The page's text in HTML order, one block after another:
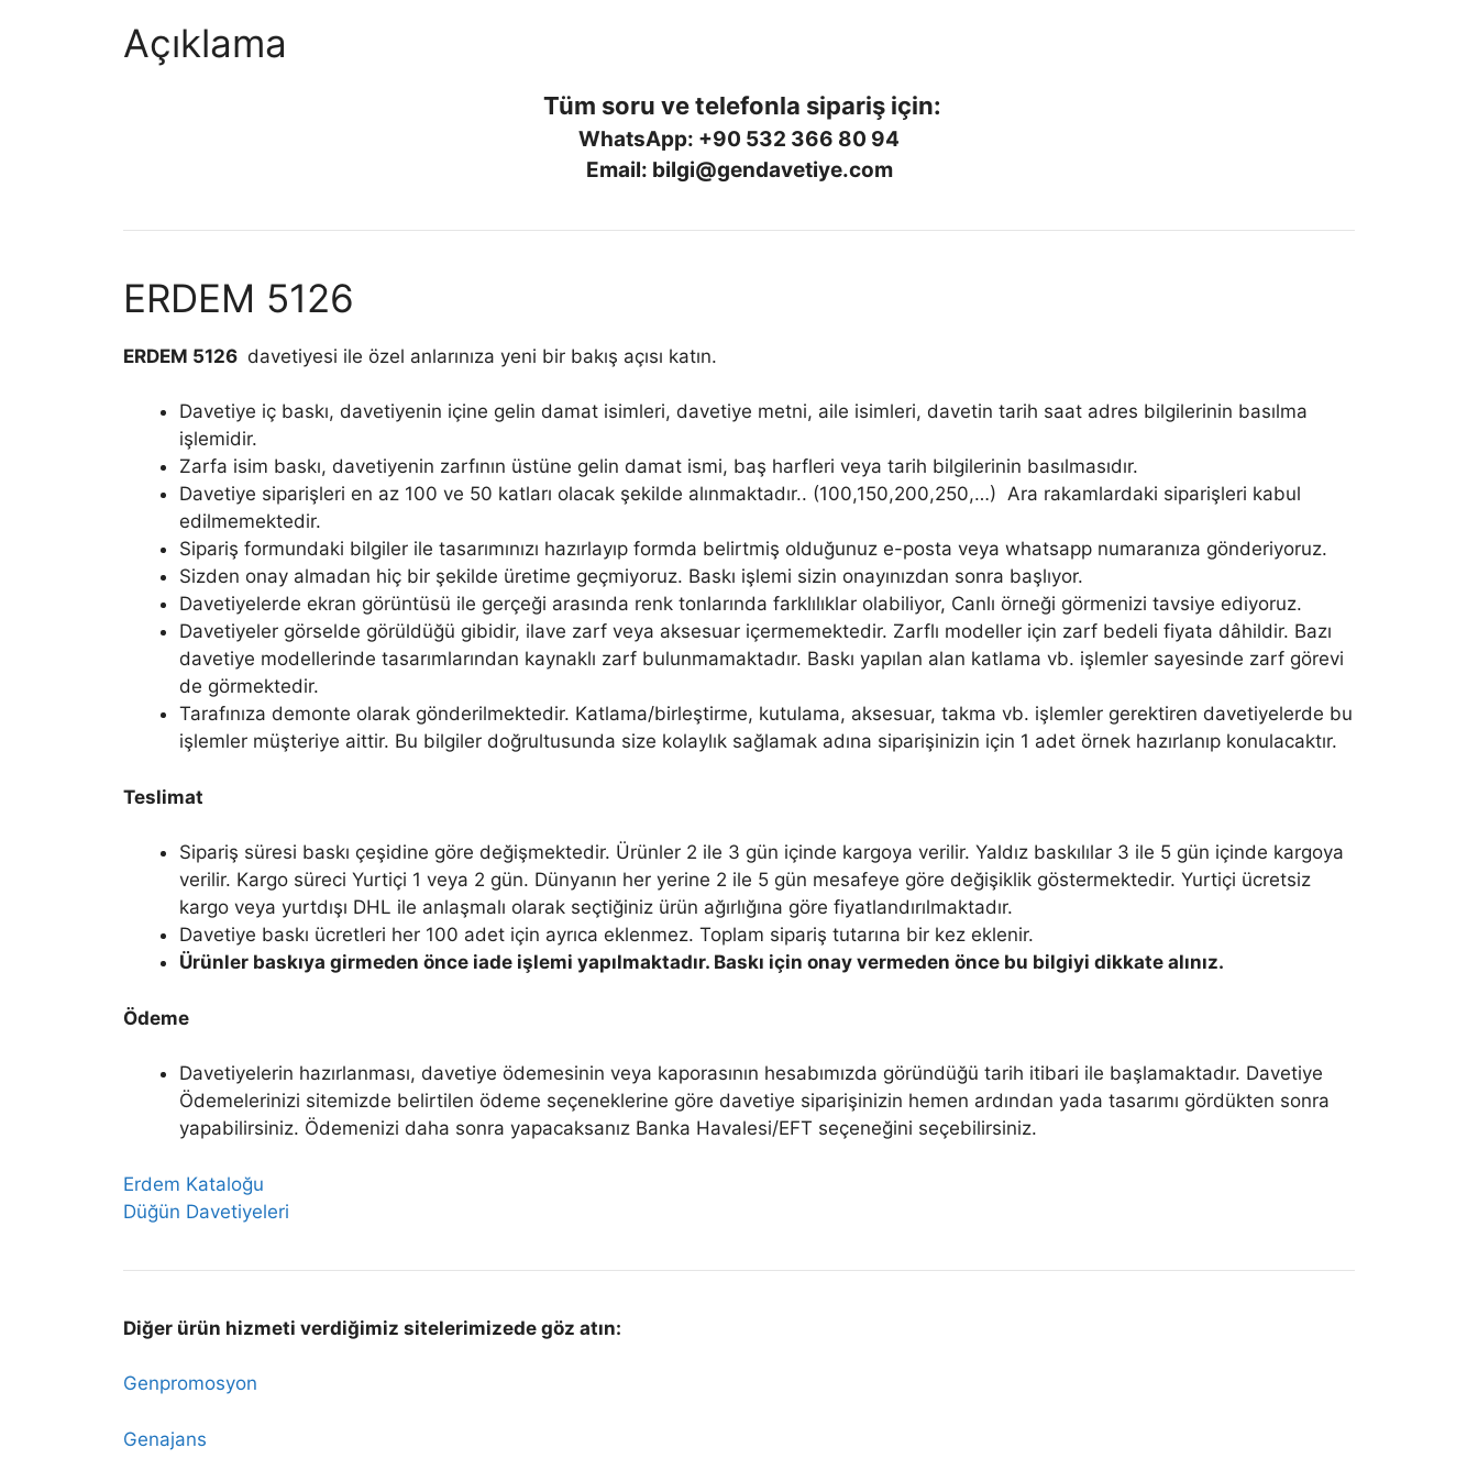
Açıklama
Tüm soru ve telefonla sipariş için:
WhatsApp: +90 532 366 80 94
Email: bilgi@gendavetiye.com
ERDEM 5126
ERDEM 5126 davetiyesi ile özel anlarınıza yeni bir bakış açısı katın.
Davetiye iç baskı, davetiyenin içine gelin damat isimleri, davetiye metni, aile isimleri, davetin tarih saat adres bilgilerinin basılma
işlemidir.
Zarfa isim baskı, davetiyenin zarfının üstüne gelin damat ismi, baş harfleri veya tarih bilgilerinin basılmasıdır.
Davetiye siparişleri en az 100 ve 50 katları olacak şekilde alınmaktadır.. (100,150,200,250,…) Ara rakamlardaki siparişleri kabul
edilmemektedir.
Sipariş formundaki bilgiler ile tasarımınızı hazırlayıp formda belirtmiş olduğunuz e-posta veya whatsapp numaranıza gönderiyoruz.
Sizden onay almadan hiç bir şekilde üretime geçmiyoruz. Baskı işlemi sizin onayınızdan sonra başlıyor.
Davetiyelerde ekran görüntüsü ile gerçeği arasında renk tonlarında farklılıklar olabiliyor, Canlı örneği görmenizi tavsiye ediyoruz.
Davetiyeler görselde görüldüğü gibidir, ilave zarf veya aksesuar içermemektedir. Zarflı modeller için zarf bedeli fiyata dâhildir. Bazı
davetiye modellerinde tasarımlarından kaynaklı zarf bulunmamaktadır. Baskı yapılan alan katlama vb. işlemler sayesinde zarf görevi
de görmektedir.
Tarafınıza demonte olarak gönderilmektedir. Katlama/birleştirme, kutulama, aksesuar, takma vb. işlemler gerektiren davetiyelerde bu
işlemler müşteriye aittir. Bu bilgiler doğrultusunda size kolaylık sağlamak adına siparişinizin için 1 adet örnek hazırlanıp konulacaktır.
Teslimat
Sipariş süresi baskı çeşidine göre değişmektedir. Ürünler 2 ile 3 gün içinde kargoya verilir. Yaldız baskılılar 3 ile 5 gün içinde kargoya
verilir. Kargo süreci Yurtiçi 1 veya 2 gün. Dünyanın her yerine 2 ile 5 gün mesafeye göre değişiklik göstermektedir. Yurtiçi ücretsiz
kargo veya yurtdışı DHL ile anlaşmalı olarak seçtiğiniz ürün ağırlığına göre fiyatlandırılmaktadır.
Davetiye baskı ücretleri her 100 adet için ayrıca eklenmez. Toplam sipariş tutarına bir kez eklenir.
Ürünler baskıya girmeden önce iade işlemi yapılmaktadır. Baskı için onay vermeden önce bu bilgiyi dikkate alınız.
Ödeme
Davetiyelerin hazırlanması, davetiye ödemesinin veya kaporasının hesabımızda göründüğü tarih itibari ile başlamaktadır. Davetiye
Ödemelerinizi sitemizde belirtilen ödeme seçeneklerine göre davetiye siparişinizin hemen ardından yada tasarımı gördükten sonra
yapabilirsiniz. Ödemenizi daha sonra yapacaksanız Banka Havalesi/EFT seçeneğini seçebilirsiniz.
Erdem Kataloğu
Düğün Davetiyeleri
Diğer ürün hizmeti verdiğimiz sitelerimizede göz atın:
Genpromosyon
Genajans